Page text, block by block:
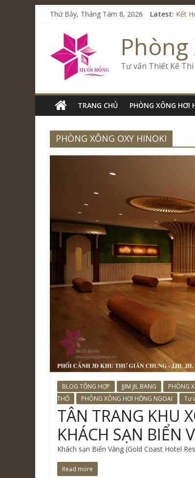
Thứ Bảy, Tháng Tám 8, 2026 Latest: Từ
Spa
Tăng
Tư vấn Thiết Kế
TRANG CHỦ PHÒNG XÔNG HƠI
PHÒNG XÔNG OXY HINOKI
BLOG TỔNG HỢP JJIM JIL BANG PHÒNG
THỔ
PHÒNG XÔNG HƠI HỒNG NGOẠI Tư
TÂN TRANG KHU
KHÁCH SẠN BIỂN
Khách sạn Biển Vàng (Gold Coast Hotel
Read more